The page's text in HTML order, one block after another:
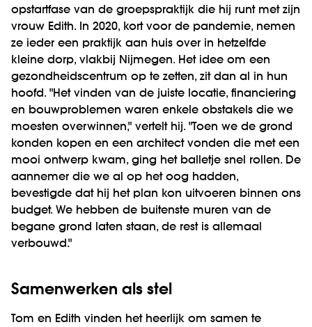
opstartfase van de groepspraktijk die hij runt met zijn
vrouw Edith. In 2020, kort voor de pandemie, nemen
ze ieder een praktijk aan huis over in hetzelfde
kleine dorp, vlakbij Nijmegen. Het idee om een
gezondheidscentrum op te zetten, zit dan al in hun
hoofd. "Het vinden van de juiste locatie, financiering
en bouwproblemen waren enkele obstakels die we
moesten overwinnen," vertelt hij. "Toen we de grond
konden kopen en een architect vonden die met een
mooi ontwerp kwam, ging het balletje snel rollen. De
aannemer die we al op het oog hadden,
bevestigde dat hij het plan kon uitvoeren binnen ons
budget. We hebben de buitenste muren van de
begane grond laten staan, de rest is allemaal
verbouwd."
Samenwerken als stel
Tom en Edith vinden het heerlijk om samen te